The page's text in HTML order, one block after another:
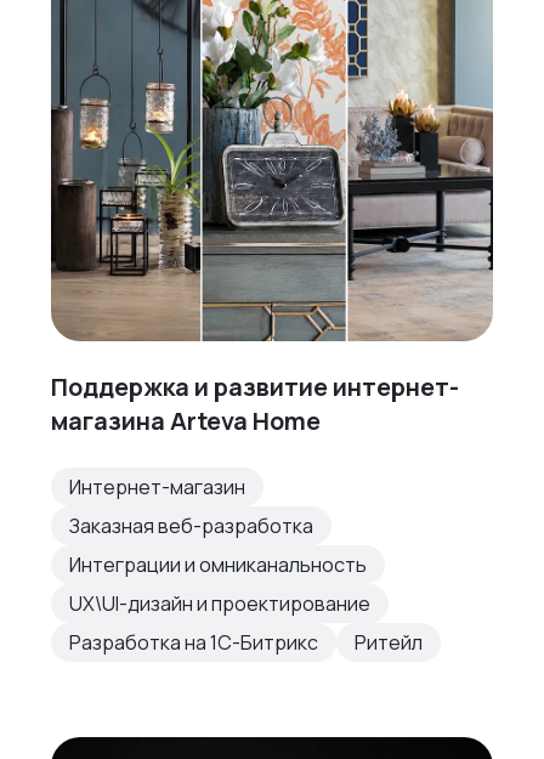
Поддержка и развитие интернет-
магазина Arteva Home
Интернет-магазин
Заказная веб-разработка
Интеграции и омниканальность
UX\UI-дизайн и проектирование
Разработка на 1С-Битрикс
Ритейл